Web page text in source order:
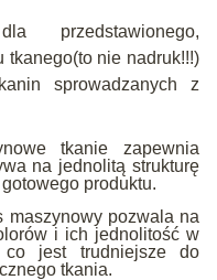
przedstawionego,
nie nadruk!!!)
sprowadzanych z
tkanie zapewnia
na jednolitą strukturę
produktu.
maszynowy pozwala na
i ich jednolitość w
co jest trudniejsze do
tkania.